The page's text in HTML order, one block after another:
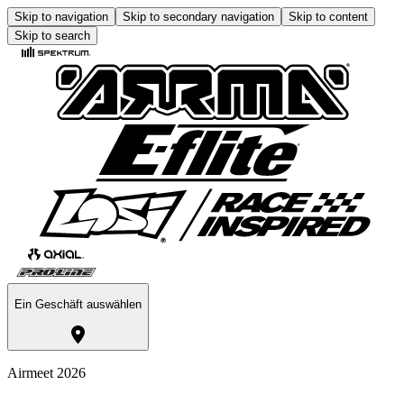
Skip to navigation Skip to secondary navigation
Skip to content
Skip to search
Ein Geschäft auswählen
Airmeet 2026